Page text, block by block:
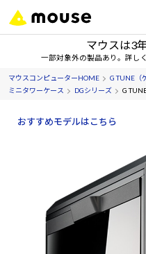
マウスは3
一部対象外の製品あり。詳し
マウスコンピューターHOME G TUNE（
ミニタワーケース
DGシリーズ G
おすすめモデルはこちら